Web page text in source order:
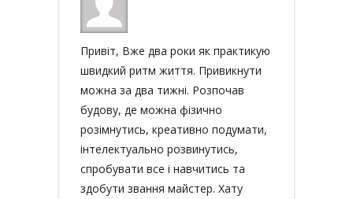
Привіт, Вже два роки як практикую
швидкий ритм життя. Привикнути
можна за два тижні. Розпочав
будову, де можна фізично
розімнутись, креативно подумати,
інтелектуально розвинутись,
спробувати все і навчитись та
здобути звання майстер. Хату